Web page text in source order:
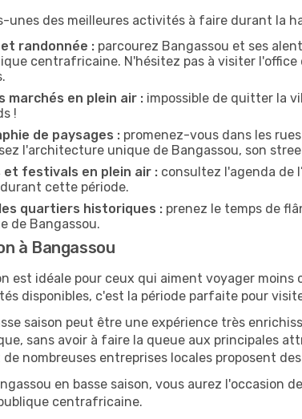
unes des meilleures activités à faire durant la
randonnée : parcourez Bangassou et ses
centrafricaine. N'hésitez pas à visiter
marchés en plein air : impossible de quitter la
!
de paysages : promenez-vous dans les
l'architecture unique de Bangassou, son
et festivals en plein air : consultez l'agenda de
cette période.
quartiers historiques : prenez le temps de
de Bangassou.
à Bangassou
est idéale pour ceux qui aiment voyager
disponibles, c'est la période parfaite pour
saison peut être une expérience très
sans avoir à faire la queue aux principales
de nombreuses entreprises locales proposent
en basse saison, vous aurez
centrafricaine.